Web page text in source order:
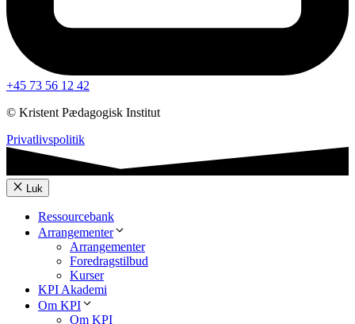
+45 73 56 12 42
© Kristent Pædagogisk Institut
Privatlivspolitik
Luk
Ressourcebank
Arrangementer
Arrangementer
Foredragstilbud
Kurser
KPI Akademi
Om KPI
Om KPI